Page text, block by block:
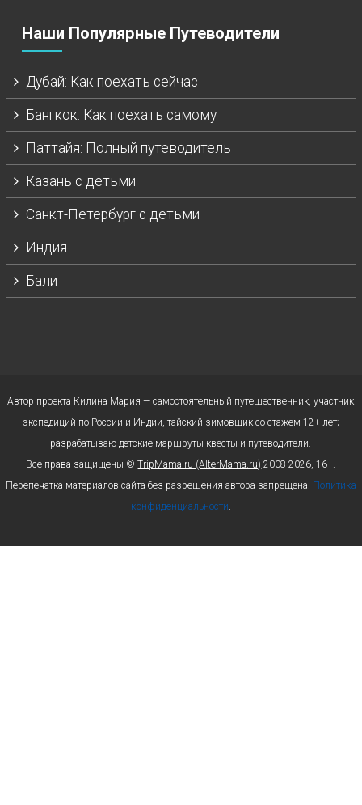
Наши Популярные Путеводители
Дубай: Как поехать сейчас
Бангкок: Как поехать самому
Паттайя: Полный путеводитель
Казань с детьми
Санкт-Петербург с детьми
Индия
Бали
Автор проекта Килина Мария — самостоятельный путешественник, участник
экспедиций по России и Индии, тайский зимовщик со стажем 12+ лет;
разрабатываю детские маршруты-квесты и путеводители.
Все права защищены ©TripMama.ru (AlterMama.ru) 2008-2026, 16+.
Перепечатка материалов сайта без разрешения автора запрещена. Политика
конфиденциальности